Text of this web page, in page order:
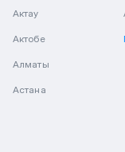
Актау
Актобе
Алматы
Астана